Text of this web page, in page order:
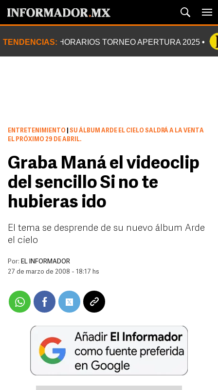
TENDENCIAS: HORARIOS TORNEO APERTURA 2025
ENTRETENIMIENTO
SU ÁLBUM ARDE EL CIELO SALDRÁ A LA VENTA
EL PRÓXIMO 29 DE ABRIL.
Graba Maná el videoclip
del sencillo Si no te
hubieras ido
El tema se desprende de su nuevo álbum Arde
el cielo
Por: EL INFORMADOR
27 de marzo de 2008 - 18:17 hs